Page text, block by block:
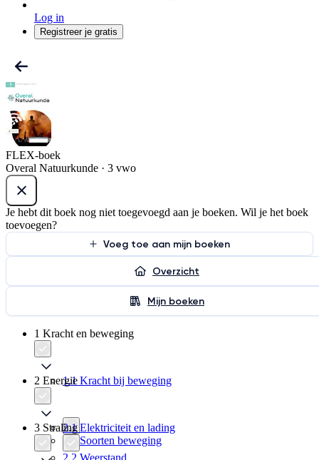
Log in
Registreer je gratis
FLEX-boek
Overal Natuurkunde · 3 vwo
Je hebt dit boek nog niet toegevoegd aan je boeken. Wil je het boek
toevoegen?
Voeg toe aan mijn boeken
Overzicht
Mijn boeken
1 Kracht en beweging
1.1 Kracht bij beweging
1.2 Soorten beweging
2 Energie
2.1 Elektriciteit en lading
3 Straling